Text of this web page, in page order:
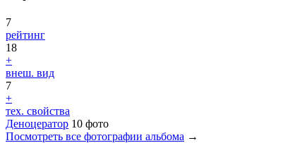
7
рейтинг
18
+
внеш. вид
7
+
тех. свойства
Деноцератор 10 фото
Посмотреть все фотографии альбома →